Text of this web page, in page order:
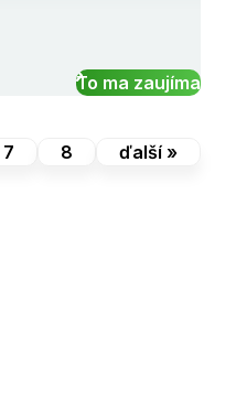
To ma zaujíma
7 8 ďalší »